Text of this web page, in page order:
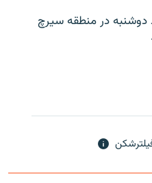
دوشنبه در منطقه سیرچ